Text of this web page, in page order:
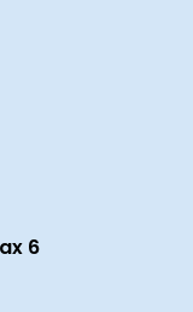
6